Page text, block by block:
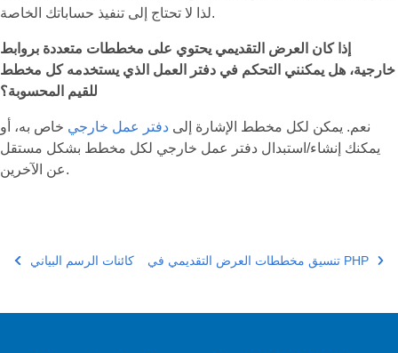
لذا لا تحتاج إلى تنفيذ حساباتك الخاصة.
إذا كان العرض التقديمي يحتوي على مخططات متعددة بروابط
خارجية، هل يمكنني التحكم في دفتر العمل الذي يستخدمه كل مخطط
للقيم المحسوبة؟
نعم. يمكن لكل مخطط الإشارة إلى دفتر عمل خارجي خاص به، أو
يمكنك إنشاء/استبدال دفتر عمل خارجي لكل مخطط بشكل مستقل
عن الآخرين.
كائنات الرسم البياني تنسيق مخططات العرض التقديمي في PHP